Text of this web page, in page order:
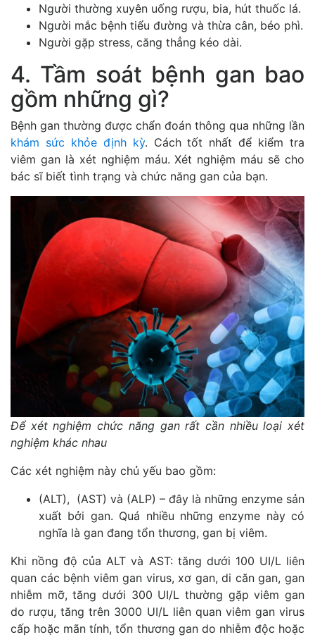
Người thường xuyên uống rượu, bia, hút thuốc lá.
Người mắc bệnh tiểu đường và thừa cân, béo phì.
Người gặp stress, căng thẳng kéo dài.
4. Tầm soát bệnh gan bao
gồm những gì?
Bệnh gan thường được chẩn đoán thông qua những lần
khám sức khỏe định kỳ. Cách tốt nhất để kiểm tra
viêm gan là xét nghiệm máu. Xét nghiệm máu sẽ cho
bác sĩ biết tình trạng và chức năng gan của bạn.
Để xét nghiệm chức năng gan rất cần nhiều loại xét
nghiệm khác nhau
Các xét nghiệm này chủ yếu bao gồm:
(ALT), (AST) và (ALP) – đây là những enzyme sản
xuất bởi gan. Quá nhiều những enzyme này có
nghĩa là gan đang tổn thương, gan bị viêm.
Khi nồng độ của ALT và AST: tăng dưới 100 UI/L liên
quan các bệnh viêm gan virus, xơ gan, di căn gan, gan
nhiễm mỡ, tăng dưới 300 UI/L thường gặp viêm gan
do rượu, tăng trên 3000 UI/L liên quan viêm gan virus
cấp hoặc mãn tính, tổn thương gan do nhiễm độc hoặc